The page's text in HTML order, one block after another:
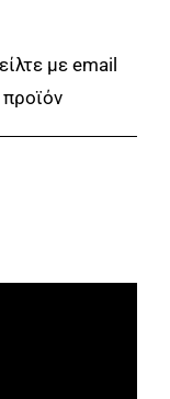
με email